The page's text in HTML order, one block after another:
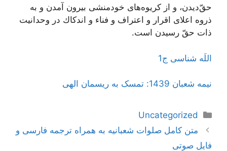
حقّ‌دیدن، و از كریوه‌هاى خودمنشى بیرون آمدن و به
ذروه اعلاى اقرار و اعتراف و فناء و اندكاك در وحدانیت
ذات حقّ رسیدن است.
اللَه شناسی ج1
نیمه شعبان 1439: تمسک به ریسمان الهی
دسته‌ها
Uncategorized
ناوبری
نوشته‌ها
متن کامل صلوات شعبانیه به همراه ترجمه فارسی و
فایل صوتی